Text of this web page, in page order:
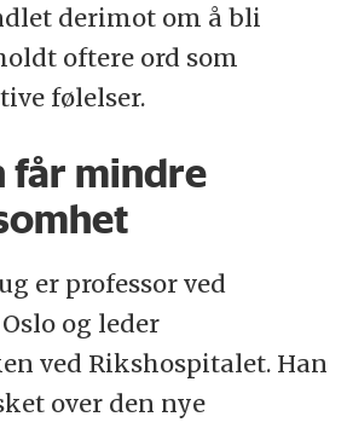
derimot om å bli
oftere ord som
følelser.
får mindre
er professor ved
og leder
ved Rikshospitalet. Han
over den nye